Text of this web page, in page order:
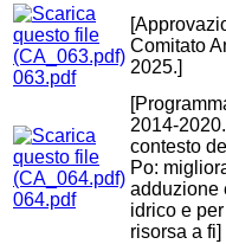
063.pdf
Comitato
2025.]
064.pdf
2014-
contesto
Po:
adduzione
idrico e
risorsa a fi]